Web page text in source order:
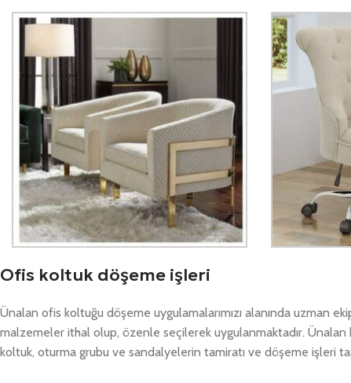
Ofis koltuk döşeme işleri
Ünalan ofis koltuğu döşeme uygulamalarımızı alanında uzman
malzemeler ithal olup, özenle seçilerek uygulanmaktadır.
koltuk, oturma grubu ve sandalyelerin tamiratı ve döşeme işleri